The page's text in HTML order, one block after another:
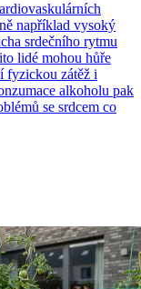
například vysoký
srdečního rytmu
lidé mohou hůře
fyzickou zátěž i
alkoholu pak
se srdcem co